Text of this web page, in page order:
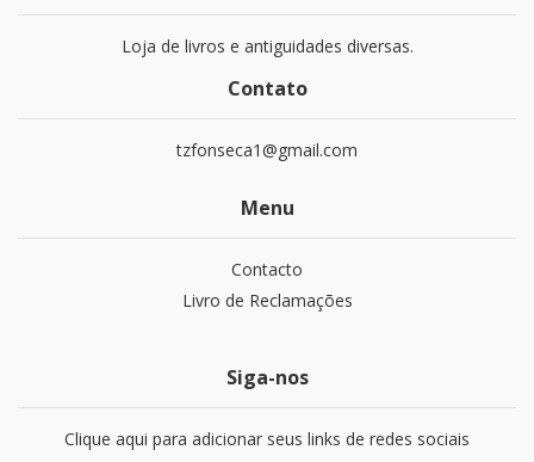
Loja de livros e antiguidades diversas.
Contato
tzfonseca1@gmail.com
Menu
Contacto
Livro de Reclamações
Siga-nos
Clique aqui para adicionar seus links de redes sociais